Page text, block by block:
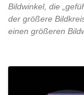
Bildwinkel, die
der größere
einen größeren